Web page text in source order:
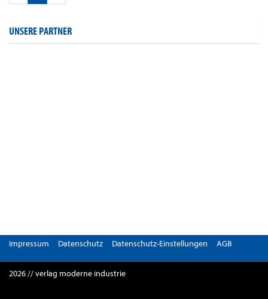
UNSERE PARTNER
Impressum Datenschutz Datenschutz-Einstellungen AGB
2026 // verlag moderne industrie